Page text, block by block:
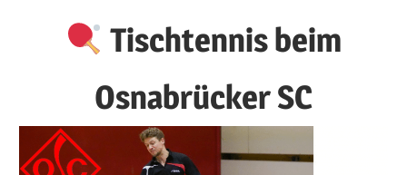
Tischtennis beim
Osnabrücker SC